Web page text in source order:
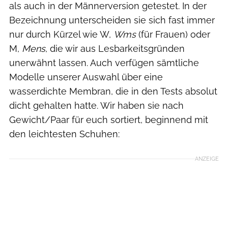
als auch in der Männerversion getestet. In der
Bezeichnung unterscheiden sie sich fast immer
nur durch Kürzel wie W, Wms(für Frauen) oder
M, Mens, die wir aus Lesbarkeitsgründen
unerwähnt lassen. Auch verfügen sämtliche
Modelle unserer Auswahl über eine
wasserdichte Membran, die in den Tests absolut
dicht gehalten hatte. Wir haben sie nach
Gewicht/Paar für euch sortiert, beginnend mit
den leichtesten Schuhen:
ANZEIGE